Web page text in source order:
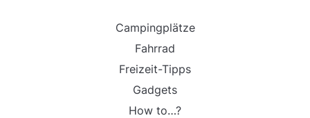
Campingplätze
Fahrrad
Freizeit-Tipps
Gadgets
How to…?